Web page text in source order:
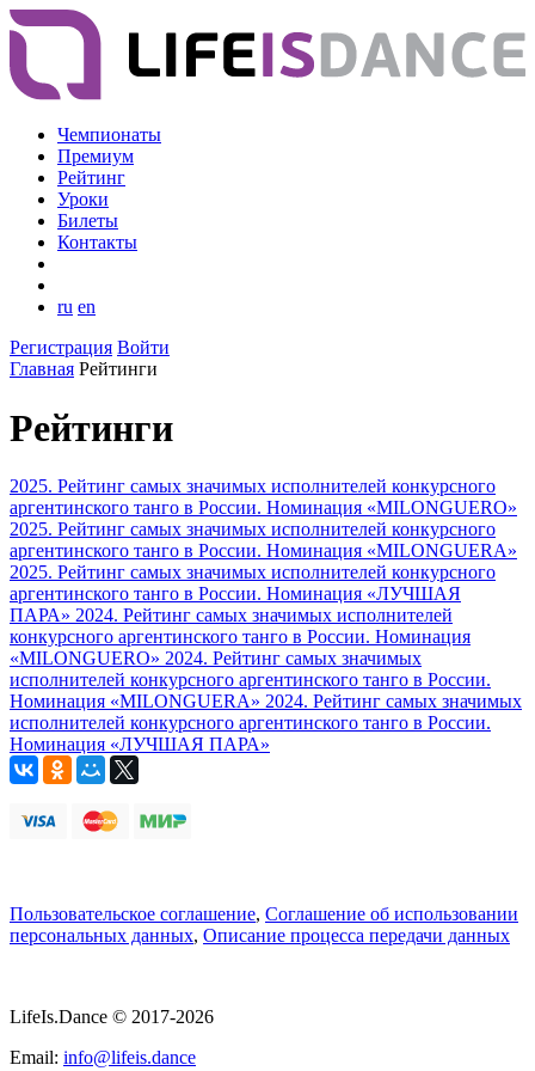
Чемпионаты
Премиум
Рейтинг
Уроки
Билеты
Контакты
ru en
Регистрация Войти
Главная Рейтинги
Рейтинги
2025. Рейтинг самых значимых исполнителей конкурсного
аргентинского танго в России. Номинация «MILONGUERO»
2025. Рейтинг самых значимых исполнителей конкурсного
аргентинского танго в России. Номинация «MILONGUERA»
2025. Рейтинг самых значимых исполнителей конкурсного
аргентинского танго в России. Номинация «ЛУЧШАЯ
ПАРА» 2024. Рейтинг самых значимых исполнителей
конкурсного аргентинского танго в России. Номинация
«MILONGUERO» 2024. Рейтинг самых значимых
исполнителей конкурсного аргентинского танго в России.
Номинация «MILONGUERA» 2024. Рейтинг самых значимых
исполнителей конкурсного аргентинского танго в России.
Номинация «ЛУЧШАЯ ПАРА»
Пользовательское соглашение, Соглашение об использовании
персональных данных, Описание процесса передачи данных
LifeIs.Dance © 2017-2026
Email: info@lifeis.dance